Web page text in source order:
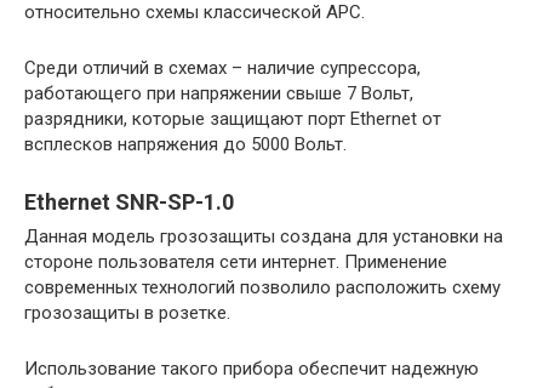
относительно схемы классической APC.
Среди отличий в схемах – наличие супрессора,
работающего при напряжении свыше 7 Вольт,
разрядники, которые защищают порт Ethernet от
всплесков напряжения до 5000 Вольт.
Ethernet SNR-SP-1.0
Данная модель грозозащиты создана для установки на
стороне пользователя сети интернет. Применение
современных технологий позволило расположить схему
грозозащиты в розетке.
Использование такого прибора обеспечит надежную